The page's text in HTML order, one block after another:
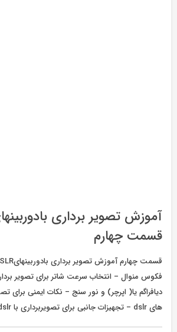
قسمت چهارم
فکوس منوال – انتخاب سرعت شاتر برای تصویر
دیافراگم یا( اپرچر) و نور سنج – نکات ایمنی برای
های dslr – تجهیزات جانبی برای تصویربرداری با dslr